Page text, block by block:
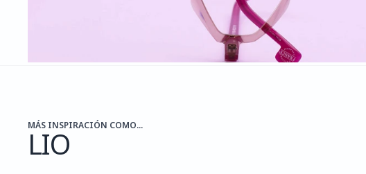
MÁS INSPIRACIÓN COMO...
LIO